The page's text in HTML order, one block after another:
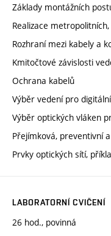
Základy montážních
Realizace
Rozhraní mezi kabely a
Kmitočtové závislosti
Ochrana kabelů
Výběr vedení pro
Výběr optických vláken
Přejímková, preventivní
Prvky optických sítí,
LABORATORNÍ CVIČENÍ
26 hod., povinná